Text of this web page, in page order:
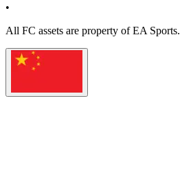
•
All FC assets are property of EA Sports.